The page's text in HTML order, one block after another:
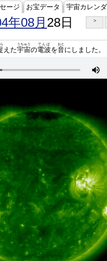
ージ お宝データ 宇宙カレン
年08月 28日 >
えた宇宙
うちゅう
の電波
でんぱ
を音
おと
にしました。